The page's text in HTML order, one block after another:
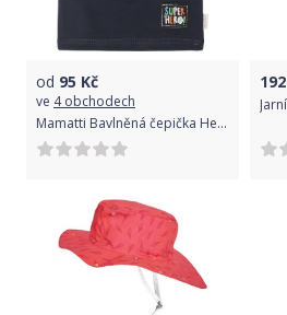
od 95 Kč
ve 4 obchodech
Mamatti Bavlněná čepička Hero, granát
192